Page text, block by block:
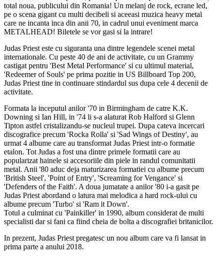
total noua, publicului din Romania! Un melanj de rock, ecrane led,
pe o scena gigant cu multi decibeli si aceeasi muzica heavy metal
care ne incanta inca din anii 70, in cadrul unui eveniment marca
METALHEAD! Biletele se vor gasi si la intrare!
Judas Priest este cu siguranta una dintre legendele scenei metal
internationale. Cu peste 40 de ani de activitate, cu un Grammy
castigat pentru 'Best Metal Performance' si cu ultimul material,
'Redeemer of Souls' pe prima pozitie in US Billboard Top 200,
Judas Priest tine in continuare stindardul sus dupa cele 4 decenii de
activitate.
Formata la inceputul anilor '70 in Birmingham de catre K.K.
Downing si Ian Hill, in '74 li s-a alaturat Rob Halford si Glenn
Tipton astfel cristalizandu-se nucleul trupei. Dupa cateva incercari
discografice precum 'Rocka Rolla' si 'Sad Wings of Destiny', au
urmat 4 albume care au transformat Judas Priest intr-o formatie
etalon. Tot Judas a fost una dintre primele formatii care au
popularizat hainele si accesoriile din piele in randul comunitatii
metal. Anii '80 aduc deja maturizarea formatiei cu albume precum
'British Steel', 'Point of Entry', 'Screaming for Vengance' si
'Defenders of the Faith'. A doua jumatate a anilor '80 i-a gasit pe
Judas Priest abordand o latura mai melodica a hard rock-ului cu
albume precum 'Turbo' si 'Ram it Down'.
Totul a culminat cu 'Painkiller' in 1990, album considerat de multi
specialisti dar si fani ca fiind cheia de bolta a discografiei britanicilor.
In prezent, Judas Priest pregatesc un nou album care va fi lansat in
prima parte a anului 2018.